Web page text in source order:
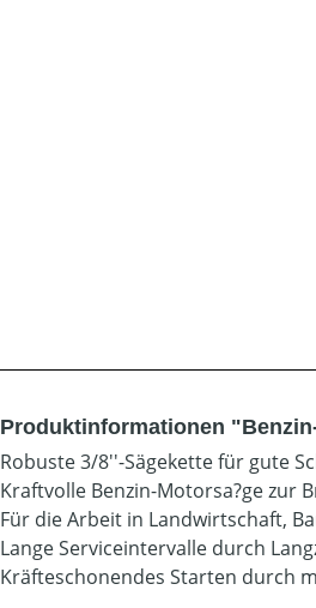
Produktinformationen
Robuste 3/8''-Sägekette für gute
Kraftvolle Benzin-Motorsa?ge zur
Für die Arbeit in Landwirtschaft,
Lange Serviceintervalle durch
Kräfteschonendes Starten durch